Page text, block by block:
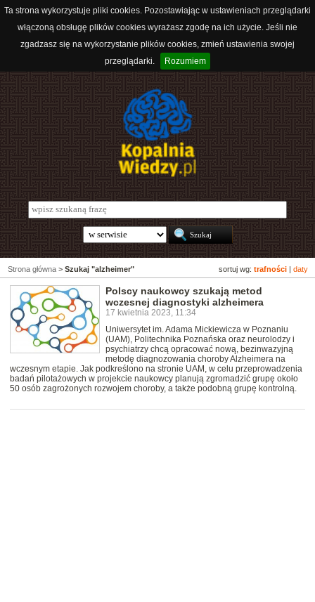
Ta strona wykorzystuje pliki cookies. Pozostawiając w ustawieniach przeglądarki
włączoną obsługę plików cookies wyrażasz zgodę na ich użycie. Jeśli nie
zgadzasz się na wykorzystanie plików cookies, zmień ustawienia swojej
przeglądarki.
Rozumiem
sortuj wg: trafności daty
Strona główna > Szukaj "alzheimer"
Polscy naukowcy szukają metod
wczesnej diagnostyki alzheimera
17 kwietnia 2023, 11:34
Uniwersytet im. Adama Mickiewicza w Poznaniu
(UAM), Politechnika Poznańska oraz neurolodzy i
psychiatrzy chcą opracować nową, bezinwazyjną
metodę diagnozowania choroby Alzheimera na
wczesnym etapie. Jak podkreślono na stronie UAM, w celu przeprowadzenia
badań pilotażowych w projekcie naukowcy planują zgromadzić grupę około
50 osób zagrożonych rozwojem choroby, a także podobną grupę kontrolną.